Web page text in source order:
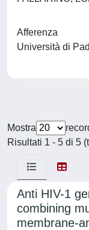
Afferenza
Università di
Mostra
Risultati 1 - 5 di 5
Anti HIV-1
combining
membrane-